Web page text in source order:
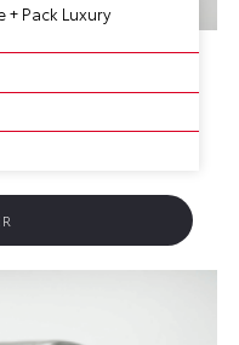
+ Pack Luxury